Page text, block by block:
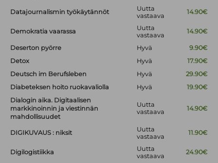
Datajournalismin työkäytännöt
Uutta
vastaava
14.90€
Demokratia vaarassa
Uutta
vastaava
14.90€
Deserton pyörre Hyvä
9.90€
Detox
Hyvä
17.90€
Deutsch im Berufsleben
Hyvä
29.90€
Diabeteksen hoito ruokavaliolla
Hyvä
19.90€
Dialogin aika. Digitaalisen
markkinoinnin ja viestinnän
mahdollisuudet
Uutta
vastaava
14.90€
DIGIKUVAUS : niksit
Uutta
vastaava
11.90€
Digilogistiikka
Uutta
vastaava
24.90€